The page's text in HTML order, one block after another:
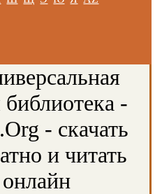
библиотека -
- скачать
и читать